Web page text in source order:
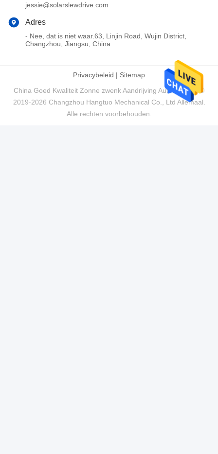
jessie@solarslewdrive.com
Adres
- Nee, dat is niet waar.63, Linjin Road, Wujin District,
Changzhou, Jiangsu, China
Privacybeleid | Sitemap
China Goed Kwaliteit Zonne zwenk Aandrijving Auteursrecht ©
2019-2026 Changzhou Hangtuo Mechanical Co., Ltd Allemaal.
Alle rechten voorbehouden.